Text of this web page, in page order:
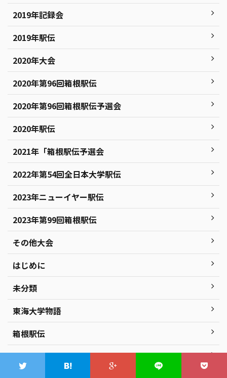
2019年記録会
2019年駅伝
2020年大会
2020年第96回箱根駅伝
2020年第96回箱根駅伝予選会
2020年駅伝
2021年「箱根駅伝予選会
2022年第54回全日本大学駅伝
2023年ニューイヤー駅伝
2023年第99回箱根駅伝
その他大会
はじめに
未分類
東海大学物語
箱根駅伝
箱根駅伝予選会